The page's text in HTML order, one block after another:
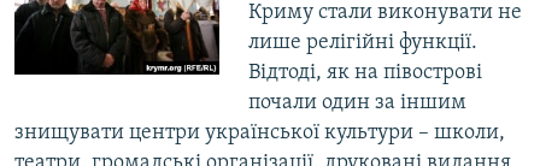
Криму стали виконувати не
лише релігійні функції.
Відтоді, як на півострові
почали один за іншим
знищувати центри української культури – школи,